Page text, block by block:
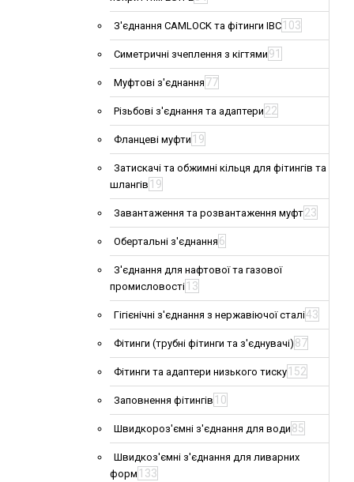
З'єднання CAMLOCK та фітинги IBC 103
Симетричні зчеплення з кігтями 91
Муфтові з'єднання 77
Різьбові з'єднання та адаптери 22
Фланцеві муфти 19
Затискачі та обжимні кільця для фітингів та
шлангів 19
Завантаження та розвантаження муфт23
Обертальні з'єднання 6
З'єднання для нафтової та газової
промисловості 13
Гігієнічні з'єднання з нержавіючої сталі43
Фітинги (трубні фітинги та з'єднувачі) 87
Фітинги та адаптери низького тиску 152
Заповнення фітингів 10
Швидкороз'ємні з'єднання для води 85
Швидкоз'ємні з'єднання для ливарних
форм 133